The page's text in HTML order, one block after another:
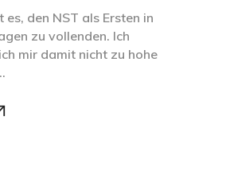
es, den NST als Ersten in
zu vollenden. Ich
mir damit nicht zu hohe